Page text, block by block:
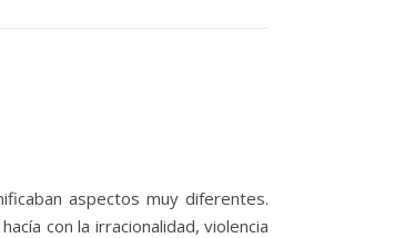
aspectos muy diferentes.
con la irracionalidad, violencia